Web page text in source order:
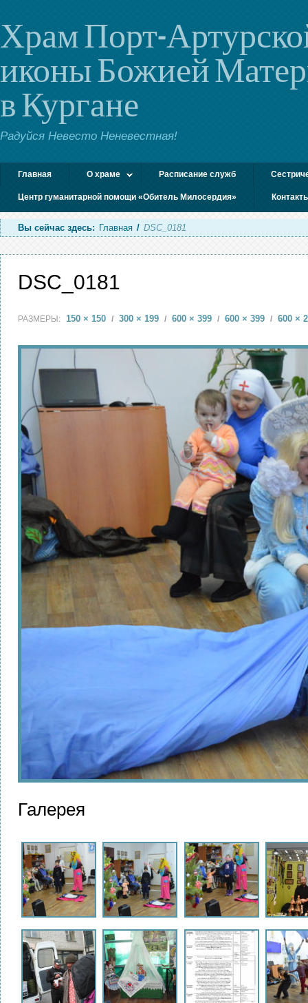
Храм Порт-
иконы Божией
в Кургане
Радуйся Невесто Неневестная!
Главная О храме Расписание служб
Центр гуманитарной помощи «Обитель Милосердия»
Вы сейчас здесь: Главная / DSC_0181
DSC_0181
РАЗМЕРЫ: 150 × 150 / 300 × 199 / 600 × 399 / 600 × 399 / 600 ×
Галерея